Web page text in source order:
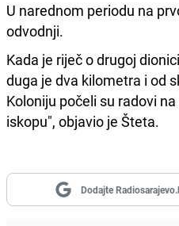
U narednom periodu na
odvodnji.
Kada je riječ o drugoj
duga je dva kilometra i od
Koloniju počeli su radovi
iskopu", objavio je Šteta.
Dodajte